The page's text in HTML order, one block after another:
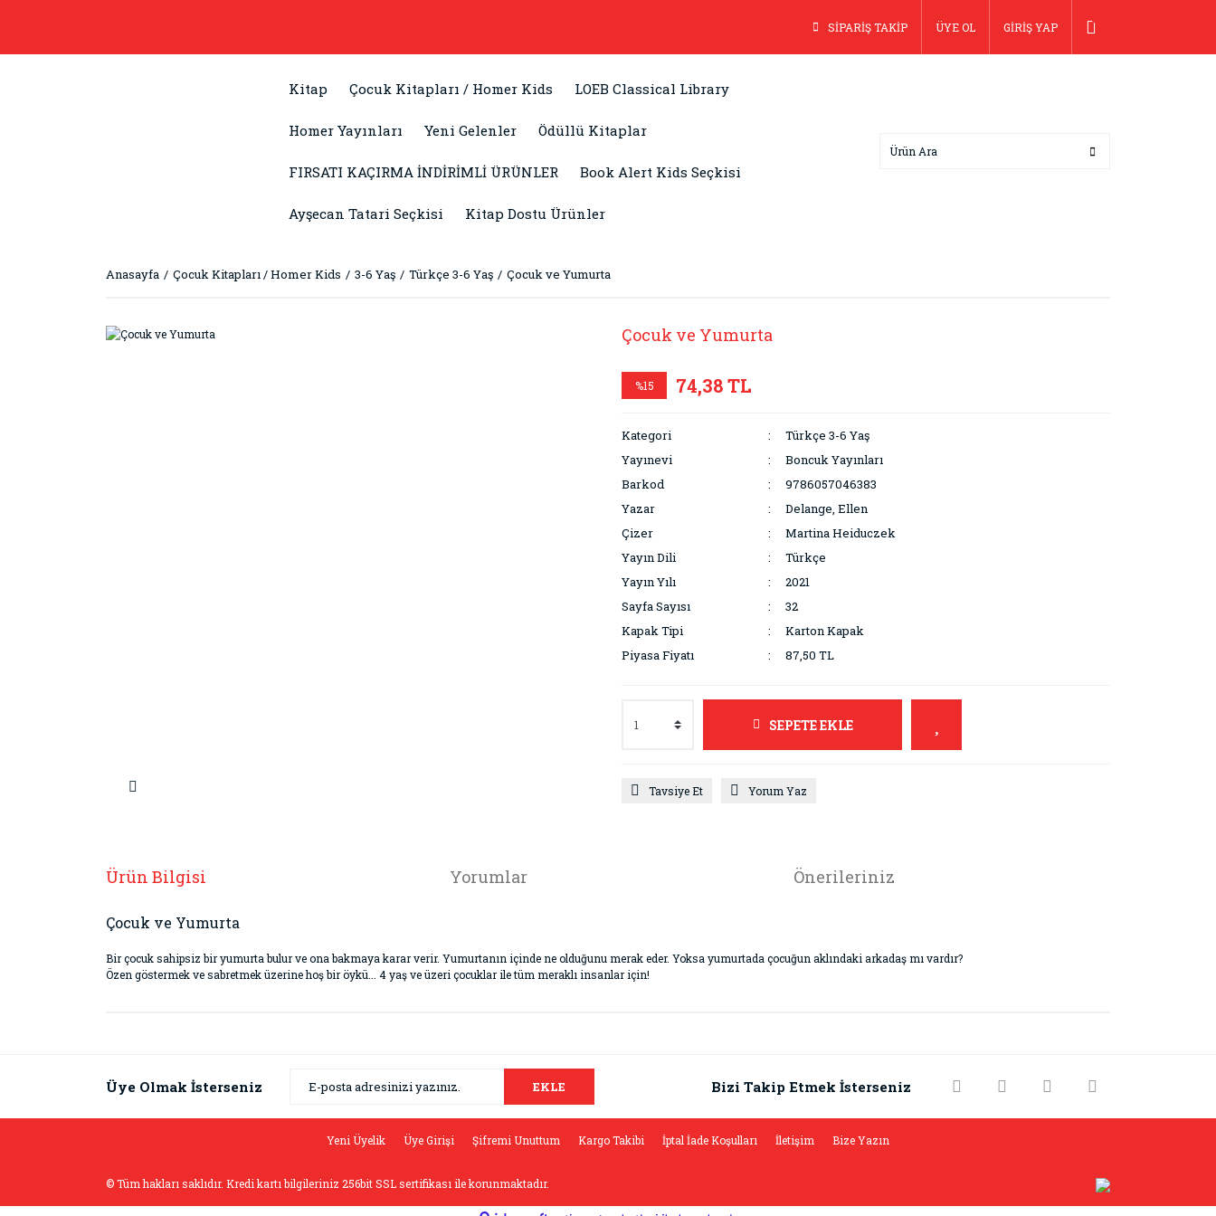
SİPARİŞ TAKİP ÜYE OL GİRİŞ YAP
Kitap Çocuk Kitapları / Homer Kids LOEB Classical Library
Homer Yayınları Yeni Gelenler Ödüllü Kitaplar
FIRSATI KAÇIRMA İNDİRİMLİ ÜRÜNLER Book Alert Kids Seçkisi
Ayşecan Tatari Seçkisi Kitap Dostu Ürünler
Anasayfa Çocuk Kitapları / Homer Kids 3-6 Yaş Türkçe 3-6 Yaş Çocuk ve Yumurta
Çocuk ve Yumurta
%15 74,38 TL
Kategori
Türkçe 3-6 Yaş
Yayınevi
Boncuk Yayınları
Barkod
9786057046383
Yazar
Delange, Ellen
Çizer
Martina Heiduczek
Yayın Dili
Türkçe
Yayın Yılı
2021
Sayfa Sayısı
32
Kapak Tipi
Karton Kapak
Piyasa Fiyatı
87,50 TL
SEPETE EKLE
Tavsiye Et Yorum Yaz
Ürün Bilgisi Yorumlar Önerileriniz
Çocuk ve Yumurta
Bir çocuk sahipsiz bir yumurta bulur ve ona bakmaya karar verir. Yumurtanın içinde ne olduğunu merak eder. Yoksa yumurtada çocuğun aklındaki arkadaş mı vardır?
Özen göstermek ve sabretmek üzerine hoş bir öykü... 4 yaş ve üzeri çocuklar ile tüm meraklı insanlar için!
Yorum Yaz
Ürün resmi kalitesiz, bozuk veya görüntülenemiyor.
Bu ürüne benzer farklı alternatifler olmalı.
Üye Olmak İsterseniz EKLE Bizi Takip Etmek İsterseniz
Yeni Üyelik Üye Girişi Şifremi Unuttum Kargo Takibi İptal İade Koşulları İletişim Bize Yazın
© Tüm hakları saklıdır. Kredi kartı bilgileriniz 256bit SSL sertifikası ile korunmaktadır.